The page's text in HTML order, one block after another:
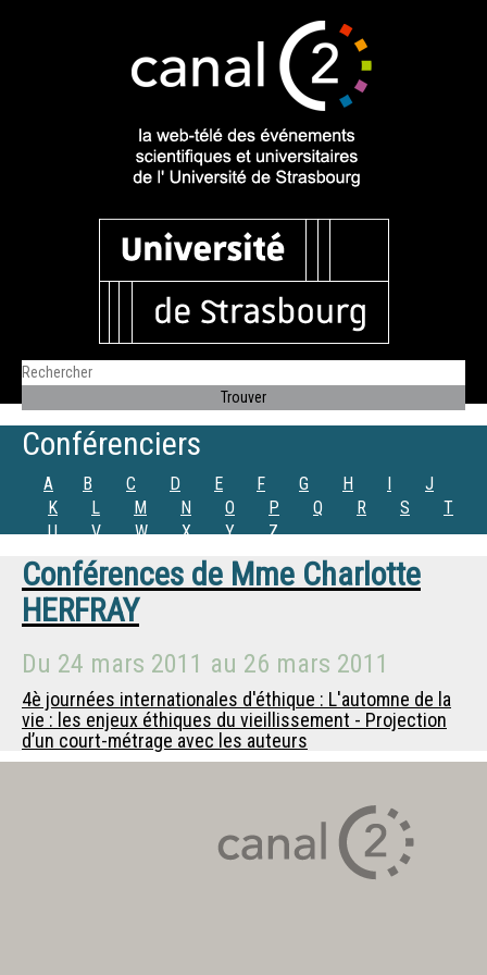
Conférenciers
A B C D E F G H I
J
K
L M N O P Q R S
T
U
V W X Y Z
Conférences de Mme Charlotte
HERFRAY
Du 24 mars 2011 au 26 mars 2011
4è journées internationales d'éthique : L'automne de la
vie : les enjeux éthiques du vieillissement - Projection
d’un court-métrage avec les auteurs